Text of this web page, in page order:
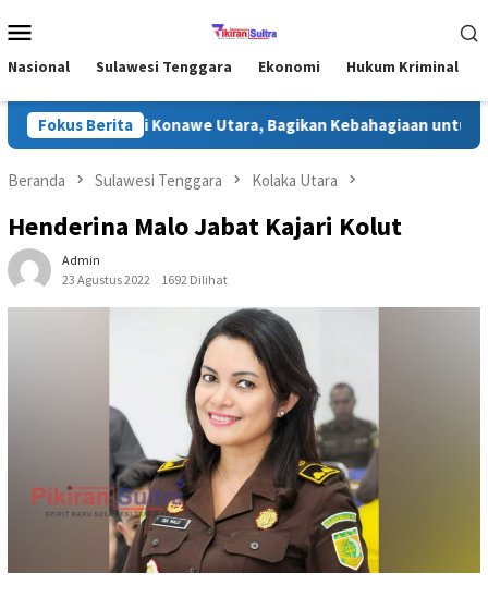
ke
Mobile
Nasional Sulawesi Tenggara Ekonomi Hukum Kriminal
Fokus Berita
Ramadhan di Konawe Utara, Bagikan Kebahagiaan untuk
Beranda Sulawesi Tenggara Kolaka Utara
Henderina Malo Jabat Kajari Kolut
Admin
23 Agustus 2022
1692 Dilihat